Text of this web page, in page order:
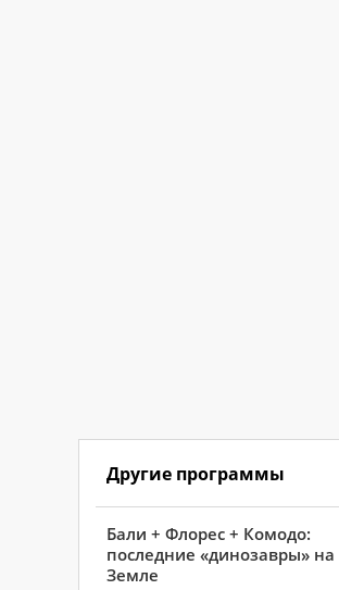
Другие программы
Бали + Флорес + Комодо:
последние «динозавры» на
Земле